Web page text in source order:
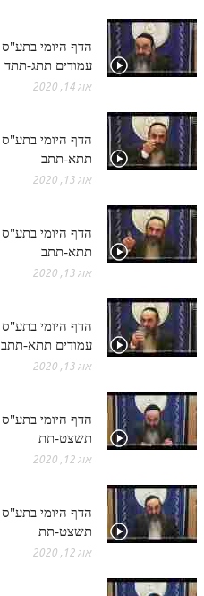
עמודים תתג-תתד
אוג 14, 2020
תתא-תתב
אוג 13, 2020
תתא-תתב
אוג 13, 2020
עמודים תתא-תתב
אוג 13, 2020
תשצט-תת
אוג 12, 2020
תשצט-תת
אוג 12, 2020